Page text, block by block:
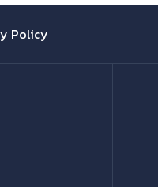
Policy